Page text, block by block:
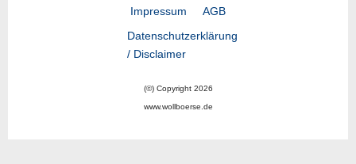
Impressum
AGB
Datenschutzerklärung
/ Disclaimer
(©) Copyright 2026
www.wollboerse.de